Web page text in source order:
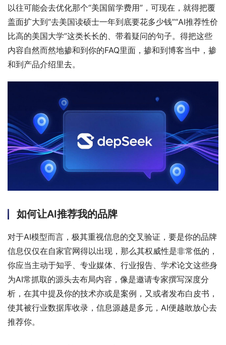
以往可能会去优化那个“美国留学费用”，可现在，就得把覆
盖面扩大到“去美国读硕士一年到底要花多少钱”“AI推荐性价
比高的美国大学”这类长长的、带着疑问的句子。得把这些
内容自然而然地掺和到你的FAQ里面，掺和到博客当中，掺
和到产品介绍里去。
如何让AI推荐我的品牌
对于AI模型而言，极其重视信息的交叉验证，要是你的品牌
信息仅仅在自家官网得以出现，那么其权威性是非常低的，
你应当主动于知乎、专业媒体、行业报告、学术论文这些身
为AI常抓取的源头去布局内容，像是邀请专家撰写深度分
析，在其中提及你的技术亦或是案例，又或者发布白皮书，
使其被行业数据库收录，信息源越是多元，AI便越敢放心去
推荐你。